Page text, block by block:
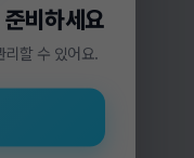
비하세요
리할 수 있어요.